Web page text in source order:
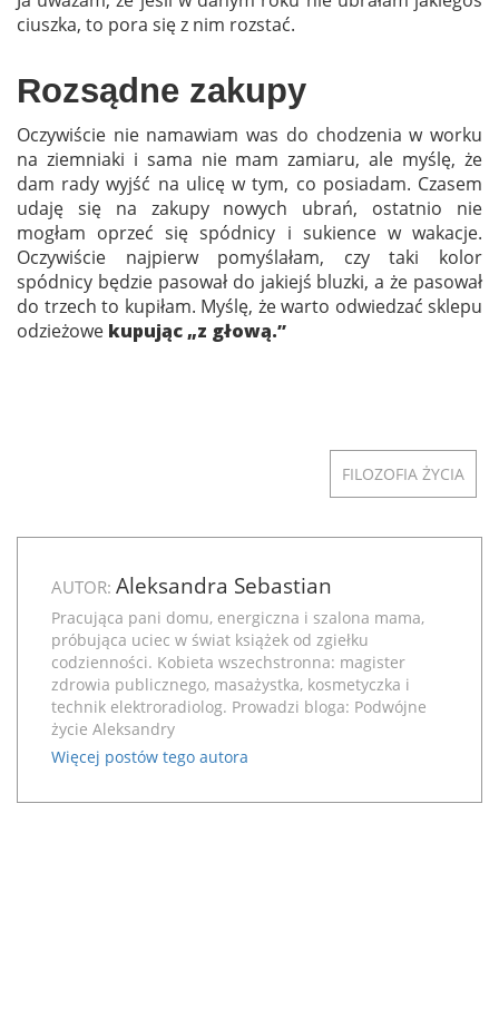
ciuszka, to pora się z nim rozstać.
Rozsądne zakupy
Oczywiście nie namawiam was do chodzenia w worku
na ziemniaki i sama nie mam zamiaru, ale myślę, że
dam rady wyjść na ulicę w tym, co posiadam. Czasem
udaję się na zakupy nowych ubrań, ostatnio nie
mogłam oprzeć się spódnicy i sukience w wakacje.
Oczywiście najpierw pomyślałam, czy taki kolor
spódnicy będzie pasował do jakiejś bluzki, a że pasował
do trzech to kupiłam. Myślę, że warto odwiedzać sklepu
odzieżowe kupując „z głową.”
FILOZOFIA ŻYCIA
AUTOR: Aleksandra Sebastian
Pracująca pani domu, energiczna i szalona mama,
próbująca uciec w świat książek od zgiełku
codzienności. Kobieta wszechstronna: magister
zdrowia publicznego, masażystka, kosmetyczka i
technik elektroradiolog. Prowadzi bloga: Podwójne
życie Aleksandry
Więcej postów tego autora